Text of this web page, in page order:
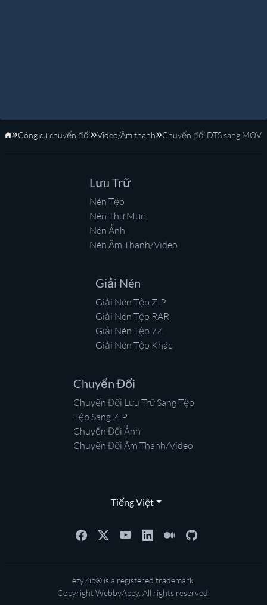
Trang Chủ
Công cụ chuyển đổi Video/Âm thanh Chuyển đổi DTS sang MOV
Lưu Trữ
Nén Tệp
Nén Thư Mục
Nén Ảnh
Nén Âm Thanh/Video
Giải Nén
Giải Nén Tệp ZIP
Giải Nén Tệp RAR
Giải Nén Tệp 7Z
Giải Nén Tệp Khác
Chuyển Đổi
Chuyển Đổi Lưu Trữ Sang Tệp
Tệp Sang ZIP
Chuyển Đổi Ảnh
Chuyển Đổi Âm Thanh/Video
Tiếng Việt
ezyZip® is a registered trademark.
CopyrightWebbyAppy. All rights reserved.